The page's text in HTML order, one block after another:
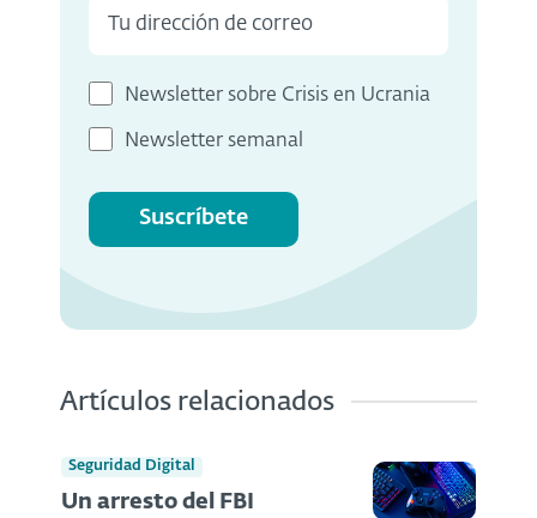
Newsletter sobre Crisis en Ucrania
Newsletter semanal
Suscríbete
Artículos relacionados
Seguridad Digital
Un arresto del FBI